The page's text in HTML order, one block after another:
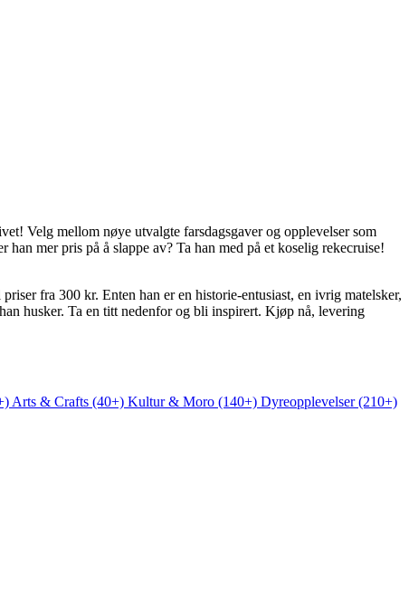
Velg mellom nøye utvalgte farsdagsgaver og opplevelser som
mer pris på å slappe av? Ta han med på et koselig rekecruise!
fra 300 kr. Enten han er en historie-entusiast, en ivrig matelsker,
husker. Ta en titt nedenfor og bli inspirert. Kjøp nå, levering
Arts & Crafts (40+) Kultur & Moro (140+) Dyreopplevelser (210+)